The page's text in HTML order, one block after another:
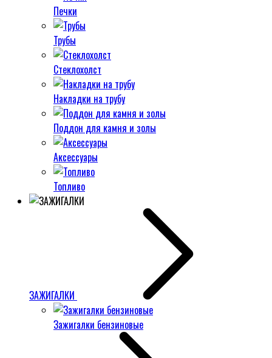
Печки
Трубы
Стеклохолст
Накладки на трубу
Поддон для камня и золы
Аксессуары
Топливо
ЗАЖИГАЛКИ
Зажигалки бензиновые